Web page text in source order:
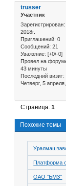
trusser
Участник
Зарегистрирован
2018г.
Приглашений: 0
Сообщений: 21
Уважение: [+0/-0]
Провел на
43 минуты
Последний визит:
Четверг, 5
Страница:1
Похожие темы
Платформа
ОАО "БМЗ"